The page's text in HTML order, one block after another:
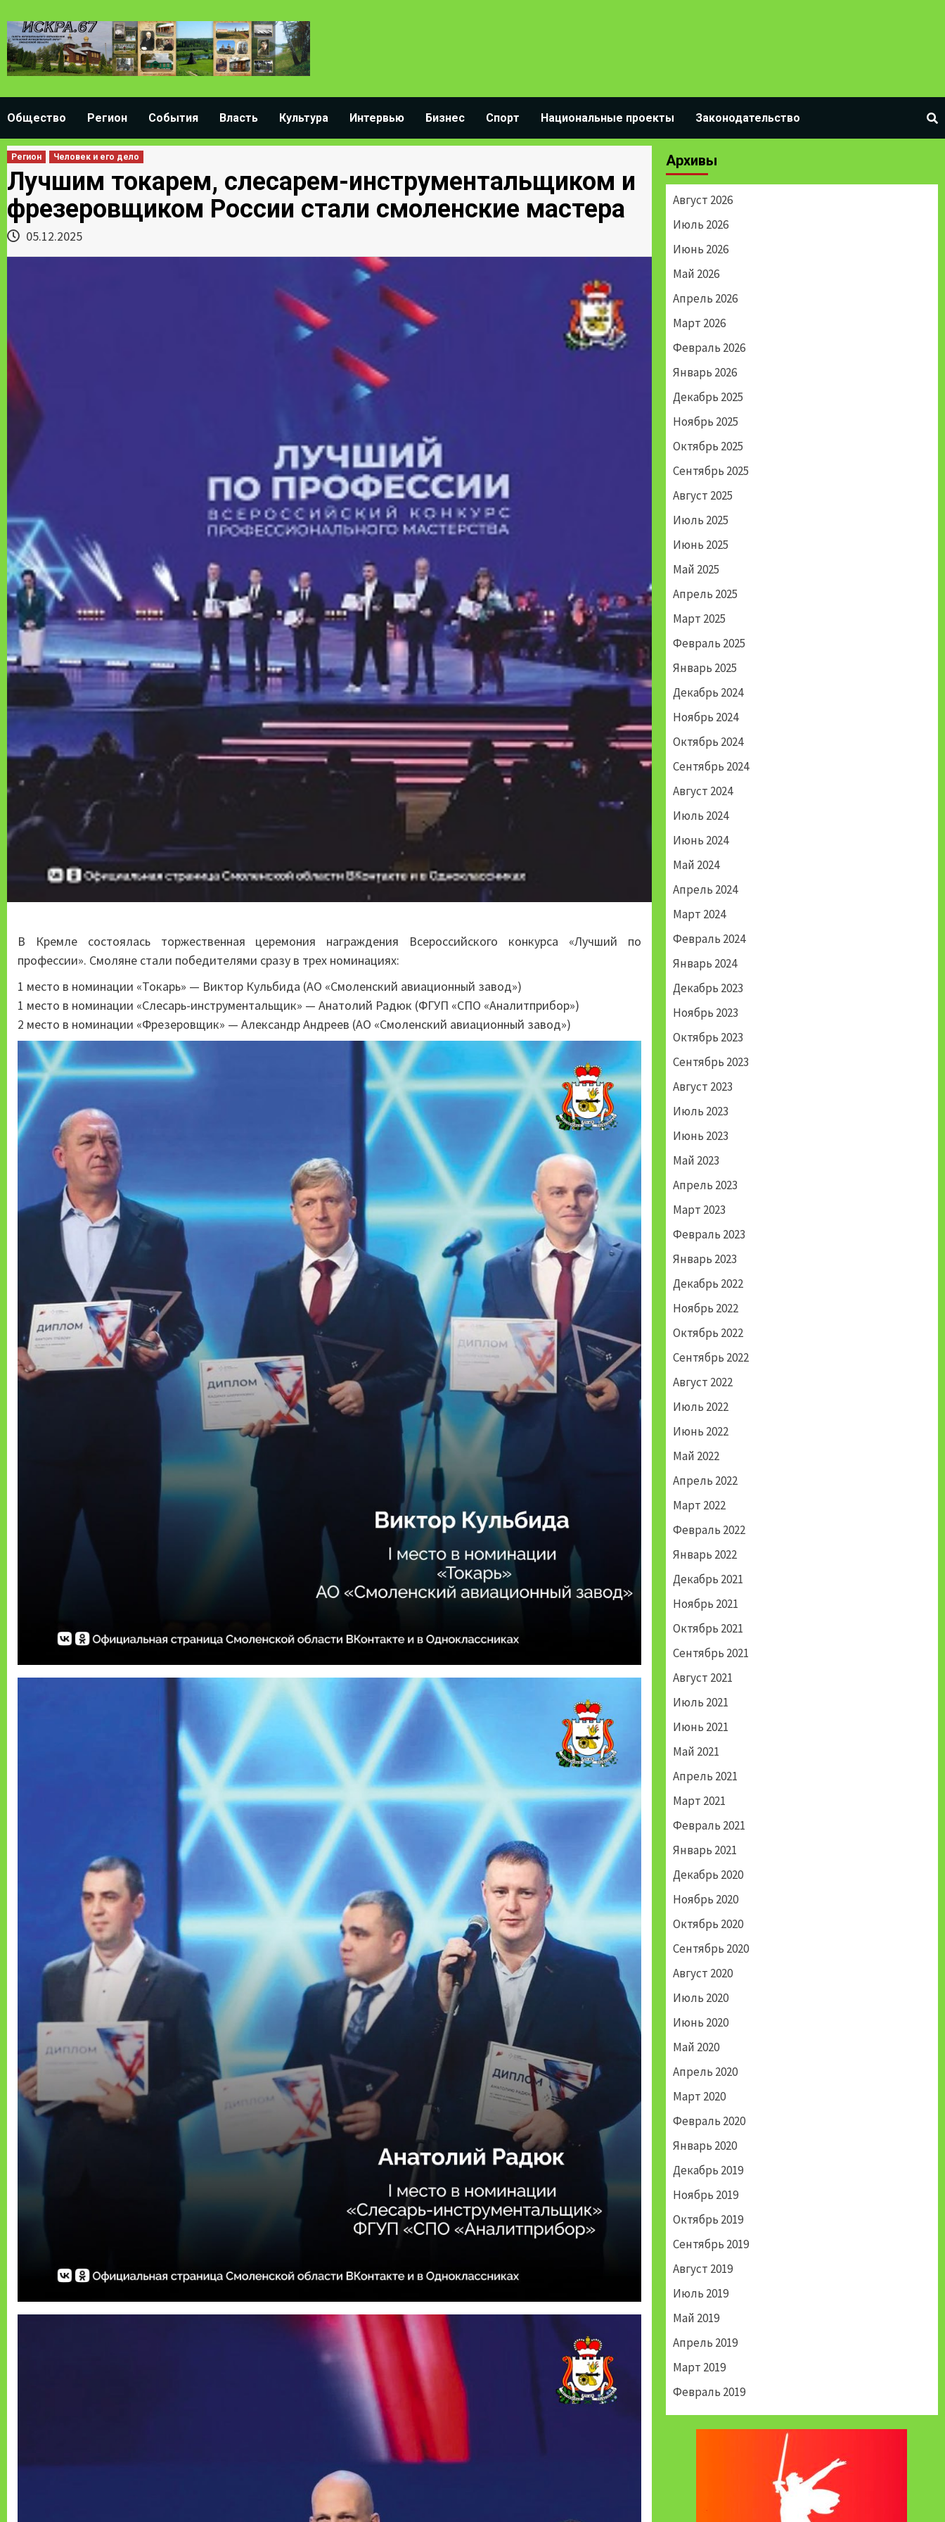
to
content
Общество Регион События Власть Культура Интервью Бизнес Спорт Национальные проекты Законодательство
Регион Человек и его дело
Лучшим токарем, слесарем-инструментальщиком и
фрезеровщиком России стали смоленские мастера
05.12.2025
В Кремле состоялась торжественная церемония награждения Всероссийского конкурса «Лучший по
профессии». Смоляне стали победителями сразу в трех номинациях:
1 место в номинации «Токарь» — Виктор Кульбида (АО «Смоленский авиационный завод»)
1 место в номинации «Слесарь-инструментальщик» — Анатолий Радюк (ФГУП «СПО «Аналитприбор»)
2 место в номинации «Фрезеровщик» — Александр Андреев (АО «Смоленский авиационный завод»)
Архивы
Август 2026
Июль 2026
Июнь 2026
Май 2026
Апрель 2026
Март 2026
Февраль 2026
Январь 2026
Декабрь 2025
Ноябрь 2025
Октябрь 2025
Сентябрь 2025
Август 2025
Июль 2025
Июнь 2025
Май 2025
Апрель 2025
Март 2025
Февраль 2025
Январь 2025
Декабрь 2024
Ноябрь 2024
Октябрь 2024
Сентябрь 2024
Август 2024
Июль 2024
Июнь 2024
Май 2024
Апрель 2024
Март 2024
Февраль 2024
Январь 2024
Декабрь 2023
Ноябрь 2023
Октябрь 2023
Сентябрь 2023
Август 2023
Июль 2023
Июнь 2023
Май 2023
Апрель 2023
Март 2023
Февраль 2023
Январь 2023
Декабрь 2022
Ноябрь 2022
Октябрь 2022
Сентябрь 2022
Август 2022
Июль 2022
Июнь 2022
Май 2022
Апрель 2022
Март 2022
Февраль 2022
Январь 2022
Декабрь 2021
Ноябрь 2021
Октябрь 2021
Сентябрь 2021
Август 2021
Июль 2021
Июнь 2021
Май 2021
Апрель 2021
Март 2021
Февраль 2021
Январь 2021
Декабрь 2020
Ноябрь 2020
Октябрь 2020
Сентябрь 2020
Август 2020
Июль 2020
Июнь 2020
Май 2020
Апрель 2020
Март 2020
Февраль 2020
Январь 2020
Декабрь 2019
Ноябрь 2019
Октябрь 2019
Сентябрь 2019
Август 2019
Июль 2019
Май 2019
Апрель 2019
Март 2019
Февраль 2019